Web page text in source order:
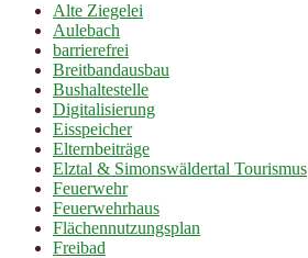
Alte Ziegelei
Aulebach
barrierefrei
Breitbandausbau
Bushaltestelle
Digitalisierung
Eisspeicher
Elternbeiträge
Elztal & Simonswäldertal Tourismus
Feuerwehr
Feuerwehrhaus
Flächennutzungsplan
Freibad